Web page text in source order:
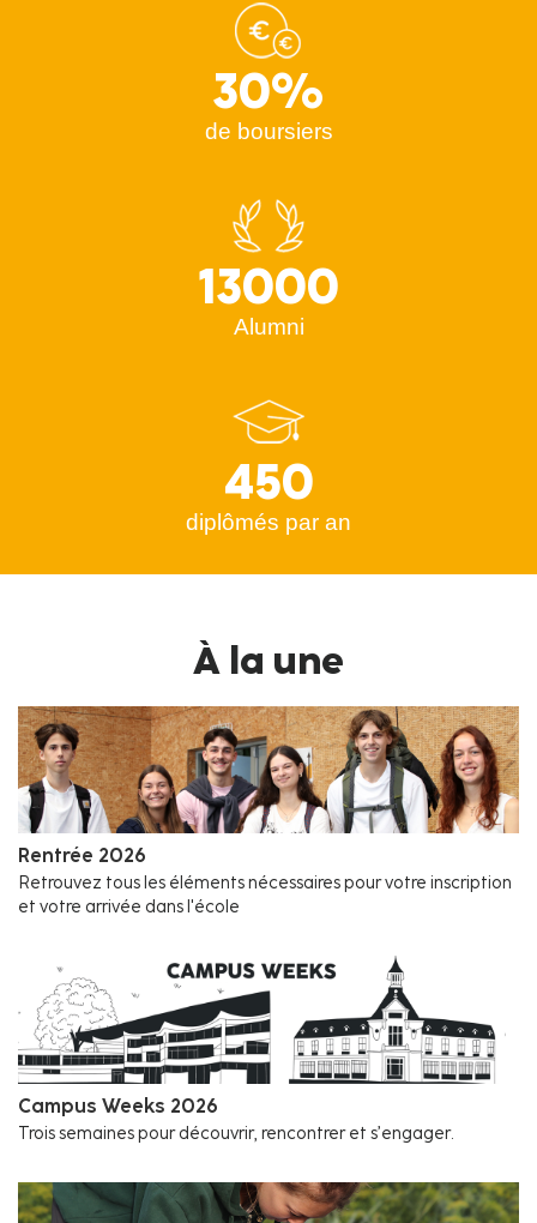
30%
de boursiers
13000
Alumni
450
diplômés par an
À la une
Rentrée 2026
Retrouvez tous les éléments nécessaires pour votre inscription
et votre arrivée dans l'école
Campus Weeks 2026
Trois semaines pour découvrir, rencontrer et s’engager.